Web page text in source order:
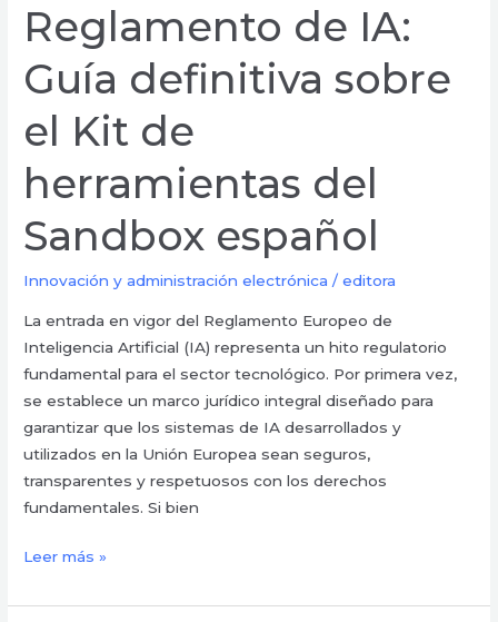
Reglamento de IA:
Guía definitiva sobre
el Kit de
herramientas del
Sandbox español
Innovación y administración electrónica /editora
La entrada en vigor del Reglamento Europeo de
Inteligencia Artificial (IA) representa un hito regulatorio
fundamental para el sector tecnológico. Por primera vez,
se establece un marco jurídico integral diseñado para
garantizar que los sistemas de IA desarrollados y
utilizados en la Unión Europea sean seguros,
transparentes y respetuosos con los derechos
fundamentales. Si bien
del
Sandbox
español
Leer más »